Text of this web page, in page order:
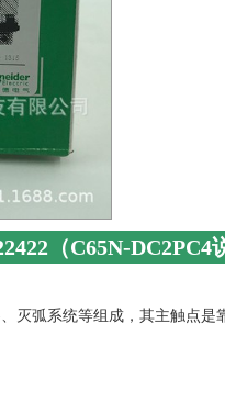
（C65N-DC2PC4
灭弧系统等组成，其主触点是